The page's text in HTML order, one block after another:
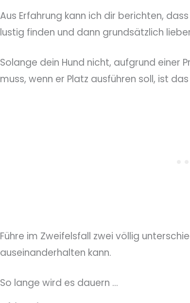
Aus Erfahrung kann ich dir berichten,
lustig finden und dann grundsätzlich
Solange dein Hund nicht, aufgrund einer
muss, wenn er Platz ausführen soll, ist
Führe im Zweifelsfall zwei völlig
auseinanderhalten kann.
So lange wird es dauern …